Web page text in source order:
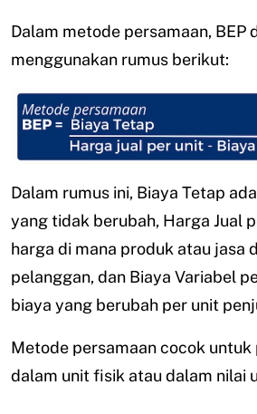
Dalam metode persamaan, BEP
menggunakan rumus berikut:
Dalam rumus ini, Biaya Tetap
yang tidak berubah, Harga Jual
harga di mana produk atau jasa
pelanggan, dan Biaya Variabel
biaya yang berubah per unit
Metode persamaan cocok untuk
dalam unit fisik atau dalam nilai